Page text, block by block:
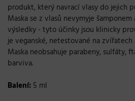
produkt, který navrací vlasy do jejich
Maska se z vlasů nevymyje
výsledky - tyto účinky jsou klinicky
je veganské, netestované na
Maska neobsahuje parabeny, sulfáty,
barviva.
Balení: 5 ml